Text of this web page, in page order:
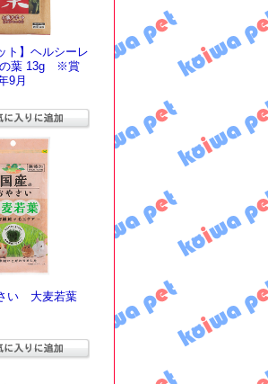
ト】ヘルシーレ
の葉 13g ※賞
9月
い 大麦若葉